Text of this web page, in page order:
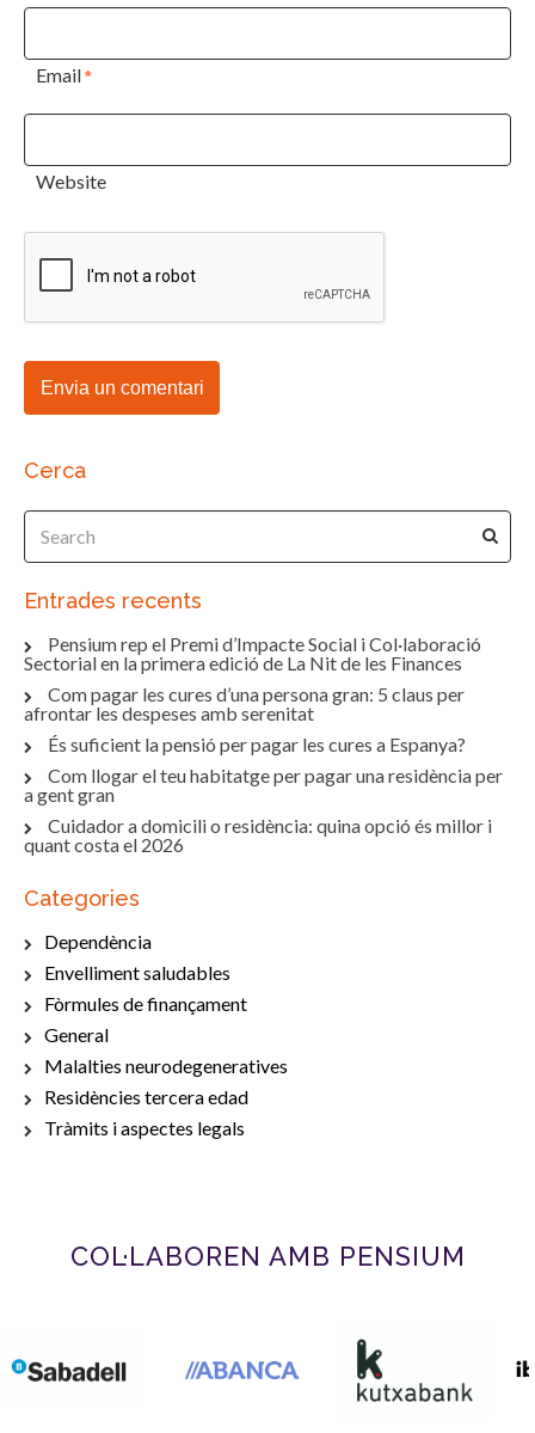
Email*
Website
Cerca
Entrades recents
Pensium rep el Premi d’Impacte Social i Col·laboració
Sectorial en la primera edició de La Nit de les Finances
Com pagar les cures d’una persona gran: 5 claus per
afrontar les despeses amb serenitat
És suficient la pensió per pagar les cures a Espanya?
Com llogar el teu habitatge per pagar una residència per
a gent gran
Cuidador a domicili o residència: quina opció és millor i
quant costa el 2026
Categories
Dependència
Envelliment saludables
Fòrmules de finançament
General
Malalties neurodegeneratives
Residències tercera edad
Tràmits i aspectes legals
COL·LABOREN AMB PENSIUM